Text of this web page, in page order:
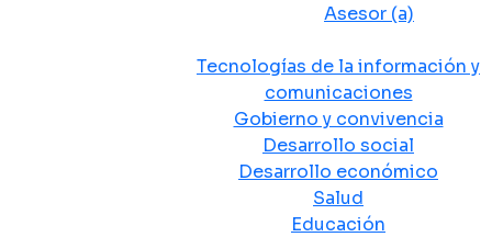
Asesor (a)
Tecnologías de la información y
comunicaciones
Gobierno y convivencia
Desarrollo social
Desarrollo económico
Salud
Educación